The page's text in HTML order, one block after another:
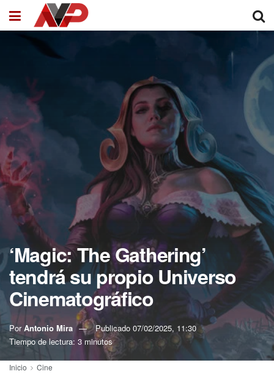
‘Magic: The Gathering’
tendrá su propio Universo
Cinematográfico
Por Antonio Mira Publicado 07/02/2025, 11:30
Tiempo de lectura: 3 minutos
Inicio Cine